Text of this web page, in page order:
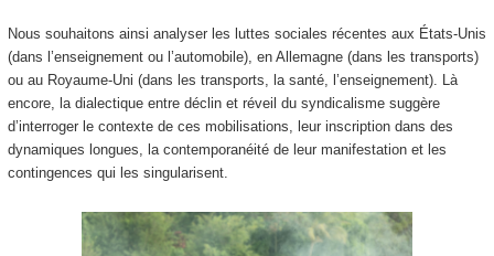
Nous souhaitons ainsi analyser les luttes sociales récentes aux États-Unis
(dans l’enseignement ou l’automobile), en Allemagne (dans les transports)
ou au Royaume-Uni (dans les transports, la santé, l’enseignement). Là
encore, la dialectique entre déclin et réveil du syndicalisme suggère
d’interroger le contexte de ces mobilisations, leur inscription dans des
dynamiques longues, la contemporanéité de leur manifestation et les
contingences qui les singularisent.